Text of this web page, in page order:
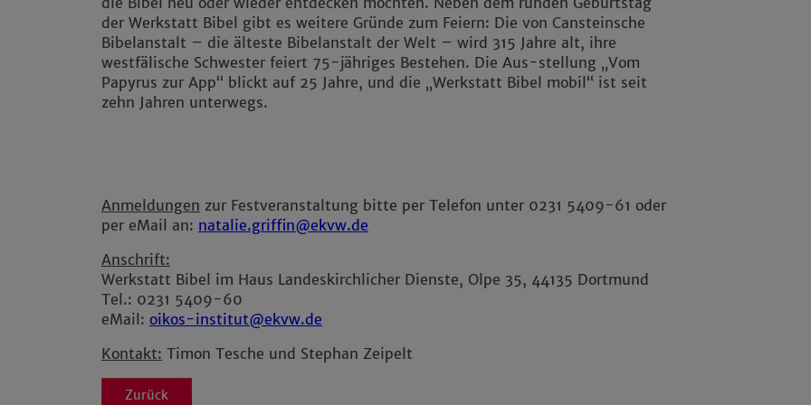
der Werkstatt Bibel gibt es weitere Gründe zum Feiern: Die von Cansteinsche
Bibelanstalt – die älteste Bibelanstalt der Welt – wird 315 Jahre alt, ihre
westfälische Schwester feiert 75-jähriges Bestehen. Die Aus-stellung „Vom
Papyrus zur App“ blickt auf 25 Jahre, und die „Werkstatt Bibel mobil“ ist seit
zehn Jahren unterwegs.
Anmeldungen zur Festveranstaltung bitte per Telefon unter 0231 5409-61 oder
per eMail an: natalie.griffin@ekvw.de
Anschrift:
Werkstatt Bibel im Haus Landeskirchlicher Dienste, Olpe 35, 44135 Dortmund
Tel.: 0231 5409-60
eMail: oikos-institut@ekvw.de
Kontakt: Timon Tesche und Stephan Zeipelt
Zurück
Impressum | Datenschutz